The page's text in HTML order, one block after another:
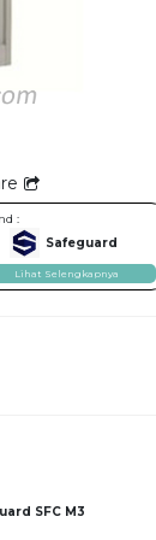
:
Safeguard
Lihat Selengkapnya
SFC M3